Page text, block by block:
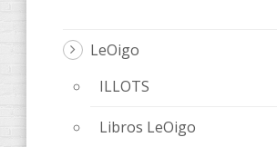
LeOigo
ILLOTS
Libros LeOigo